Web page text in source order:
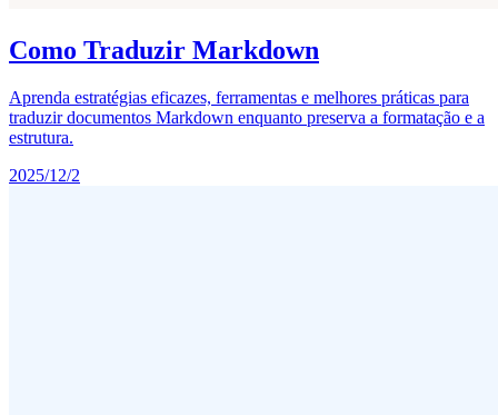
Como Traduzir Markdown
Aprenda estratégias eficazes, ferramentas e melhores práticas para
traduzir documentos Markdown enquanto preserva a formatação e a
estrutura.
2025/12/2